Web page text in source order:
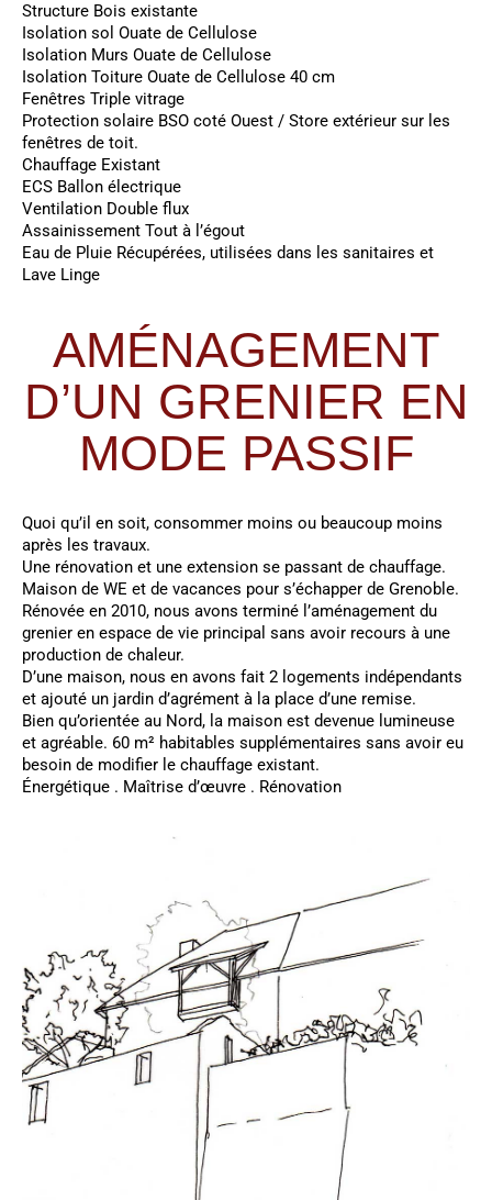
Structure Bois existante
Isolation sol Ouate de Cellulose
Isolation Murs Ouate de Cellulose
Isolation Toiture Ouate de Cellulose 40 cm
Fenêtres Triple vitrage
Protection solaire BSO coté Ouest / Store extérieur sur les
fenêtres de toit.
Chauffage Existant
ECS Ballon électrique
Ventilation Double flux
Assainissement Tout à l’égout
Eau de Pluie Récupérées, utilisées dans les sanitaires et
Lave Linge
AMÉNAGEMENT
D’UN GRENIER EN
MODE PASSIF
Quoi qu’il en soit, consommer moins ou beaucoup moins
après les travaux.
Une rénovation et une extension se passant de chauffage.
Maison de WE et de vacances pour s’échapper de Grenoble.
Rénovée en 2010, nous avons terminé l’aménagement du
grenier en espace de vie principal sans avoir recours à une
production de chaleur.
D’une maison, nous en avons fait 2 logements indépendants
et ajouté un jardin d’agrément à la place d’une remise.
Bien qu’orientée au Nord, la maison est devenue lumineuse
et agréable. 60 m² habitables supplémentaires sans avoir eu
besoin de modifier le chauffage existant.
Énergétique . Maîtrise d’œuvre . Rénovation